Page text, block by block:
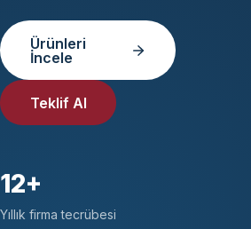
Ürünleri
İncele
Teklif Al
12+
Yıllık firma tecrübesi